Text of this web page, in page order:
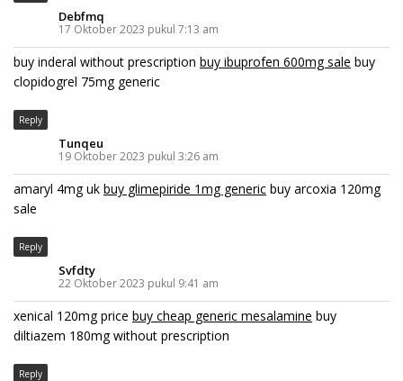
Debfmq
17 Oktober 2023 pukul 7:13 am
buy inderal without prescription buy ibuprofen 600mg sale buy
clopidogrel 75mg generic
Reply
Tunqeu
19 Oktober 2023 pukul 3:26 am
amaryl 4mg uk buy glimepiride 1mg generic buy arcoxia 120mg
sale
Reply
Svfdty
22 Oktober 2023 pukul 9:41 am
xenical 120mg price buy cheap generic mesalamine buy
diltiazem 180mg without prescription
Reply